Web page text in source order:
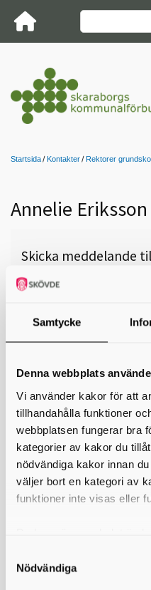
Samtycke
Denna webbplats
Vi använder kakor för att
tillhandahålla funktioner
webbplatsen fungerar bra
kategorier av kakor du
nödvändiga kakor innan
väljer bort en kategori av
funktioner inte visas eller
användning av kakor som
Nödvändiga
Startsida Kontakter Rektorer
Annelie Eriksson
Skicka meddelande
Anneli Eriksson, Hjo, Fågelås
Skola Åk F-6, 0503-351 83,
Din e-postadress
*Ämne
*Meddelande